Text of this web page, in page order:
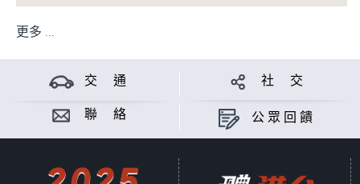
更多 ...
交 通 社 交
聯 絡 公眾回饋